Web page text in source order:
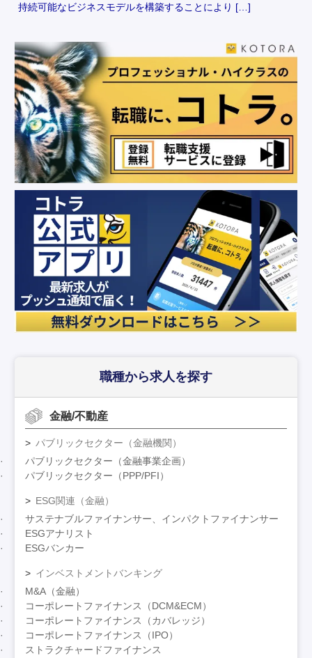
持続可能なビジネスモデルを構築することにより […]
職種から求人を探す
金融/不動産
パブリックセクター（金融機関）
パブリックセクター（金融事業企画）
パブリックセクター（PPP/PFI）
ESG関連（金融）
サステナブルファイナンサー、インパクトファイナンサー
ESGアナリスト
ESGバンカー
インベストメントバンキング
M&A（金融）
コーポレートファイナンス（DCM&ECM）
コーポレートファイナンス（カバレッジ）
コーポレートファイナンス（IPO）
ストラクチャードファイナンス